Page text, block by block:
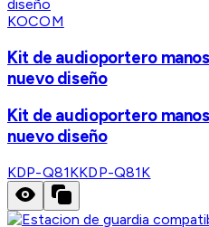
KOCOM
Kit de audioportero
nuevo diseño
Kit de audioportero
nuevo diseño
KDP-Q81KKDP-Q81K